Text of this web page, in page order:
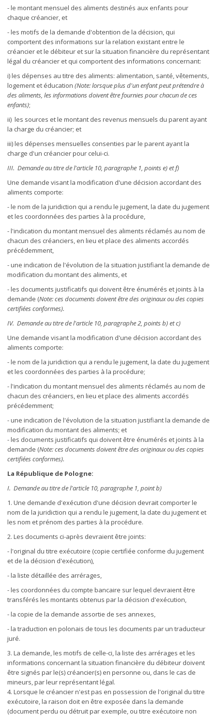
- le montant mensuel des aliments destinés aux enfants pour
chaque créancier, et
- les motifs de la demande d'obtention de la décision, qui
comportent des informations sur la relation existant entre le
créancier et le débiteur et sur la situation financière du représentant
légal du créancier et qui comportent des informations concernant:
i) les dépenses au titre des aliments: alimentation, santé, vêtements,
logement et éducation (Note: lorsque plus d'un enfant peut prétendre à
des aliments, les informations doivent être fournies pour chacun de ces
enfants);
ii) les sources et le montant des revenus mensuels du parent ayant
la charge du créancier; et
iii) les dépenses mensuelles consenties par le parent ayant la
charge d'un créancier pour celui-ci.
III. Demande au titre de l'article 10, paragraphe 1, points e) et f)
Une demande visant la modification d'une décision accordant des
aliments comporte:
- le nom de la juridiction qui a rendu le jugement, la date du jugement
et les coordonnées des parties à la procédure,
- l'indication du montant mensuel des aliments réclamés au nom de
chacun des créanciers, en lieu et place des aliments accordés
précédemment,
- une indication de l'évolution de la situation justifiant la demande de
modification du montant des aliments, et
- les documents justificatifs qui doivent être énumérés et joints à la
demande (Note: ces documents doivent être des originaux ou des copies
certifiées conformes).
IV. Demande au titre de l'article 10, paragraphe 2, points b) et c)
Une demande visant la modification d'une décision accordant des
aliments comporte:
- le nom de la juridiction qui a rendu le jugement, la date du jugement
et les coordonnées des parties à la procédure;
- l'indication du montant mensuel des aliments réclamés au nom de
chacun des créanciers, en lieu et place des aliments accordés
précédemment;
- une indication de l'évolution de la situation justifiant la demande de
modification du montant des aliments; et
- les documents justificatifs qui doivent être énumérés et joints à la
demande (Note: ces documents doivent être des originaux ou des copies
certifiées conformes).
La République de Pologne:
I. Demande au titre de l'article 10, paragraphe 1, point b)
1. Une demande d'exécution d'une décision devrait comporter le
nom de la juridiction qui a rendu le jugement, la date du jugement et
les nom et prénom des parties à la procédure.
2. Les documents ci-après devraient être joints:
- l'original du titre exécutoire (copie certifiée conforme du jugement
et de la décision d'exécution),
- la liste détaillée des arrérages,
- les coordonnées du compte bancaire sur lequel devraient être
transférés les montants obtenus par la décision d'exécution,
- la copie de la demande assortie de ses annexes,
- la traduction en polonais de tous les documents par un traducteur
juré.
3. La demande, les motifs de celle-ci, la liste des arrérages et les
informations concernant la situation financière du débiteur doivent
être signés par le(s) créancier(s) en personne ou, dans le cas de
mineurs, par leur représentant légal.
4. Lorsque le créancier n'est pas en possession de l'original du titre
exécutoire, la raison doit en être exposée dans la demande
(document perdu ou détruit par exemple, ou titre exécutoire non